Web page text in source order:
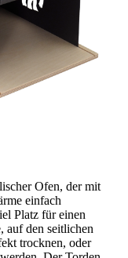
Ofen, der mit
einfach
Platz für einen
auf den seitlichen
trocknen, oder